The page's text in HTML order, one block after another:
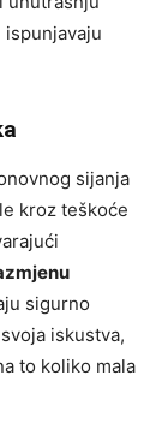
ispunjavaju
sijanja
kroz teškoće
sigurno
iskustva,
to koliko mala